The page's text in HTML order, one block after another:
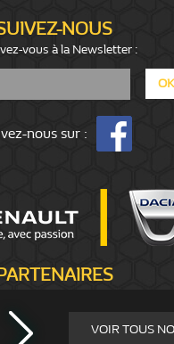
NOUS
vous à la Newsletter :
nous sur :
VOIR TOUS